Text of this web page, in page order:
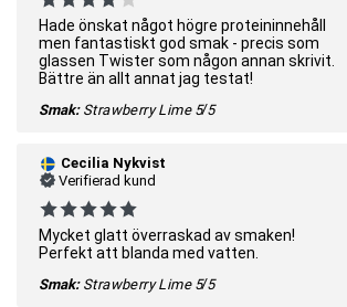
Hade önskat något högre proteininnehåll
men fantastiskt god smak - precis som
glassen Twister som någon annan skrivit.
Bättre än allt annat jag testat!
Smak: Strawberry Lime 5/5
Cecilia Nykvist
Verifierad kund
Mycket glatt överraskad av smaken!
Perfekt att blanda med vatten.
Smak: Strawberry Lime 5/5